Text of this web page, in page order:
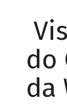
do
da